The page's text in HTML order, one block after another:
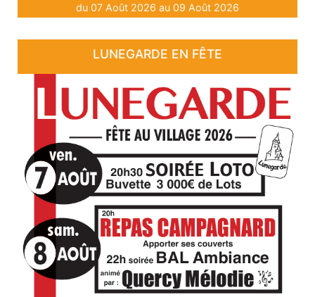
du 07 Août 2026 au 09 Août 2026
LUNEGARDE EN FÊTE